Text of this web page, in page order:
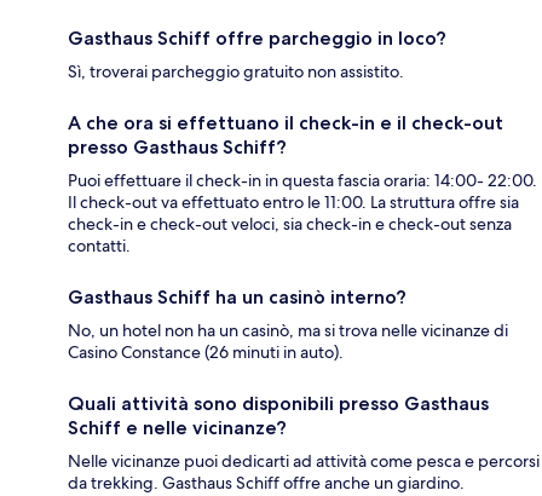
Gasthaus Schiff offre parcheggio in loco?
Sì, troverai parcheggio gratuito non assistito.
A che ora si effettuano il check-in e il check-out
presso Gasthaus Schiff?
Puoi effettuare il check-in in questa fascia oraria: 14:00- 22:00.
Il check-out va effettuato entro le 11:00. La struttura offre sia
check-in e check-out veloci, sia check-in e check-out senza
contatti.
Gasthaus Schiff ha un casinò interno?
No, un hotel non ha un casinò, ma si trova nelle vicinanze di
Casino Constance (26 minuti in auto).
Quali attività sono disponibili presso Gasthaus
Schiff e nelle vicinanze?
Nelle vicinanze puoi dedicarti ad attività come pesca e percorsi
da trekking. Gasthaus Schiff offre anche un giardino.